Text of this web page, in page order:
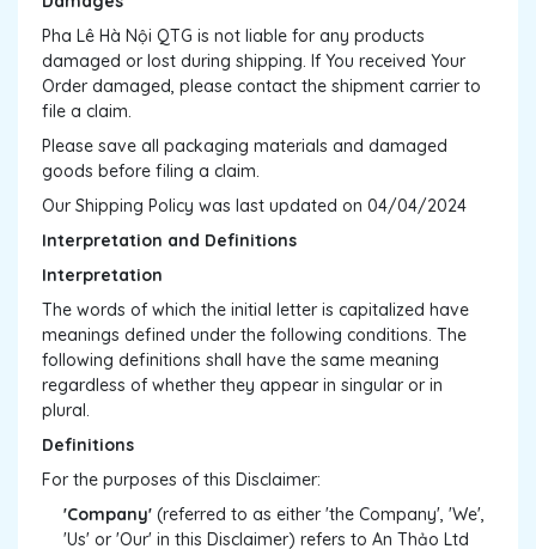
Pha Lê Hà Nội QTG is not liable for any products
damaged or lost during shipping. If You received Your
Order damaged, please contact the shipment carrier to
file a claim.
Please save all packaging materials and damaged
goods before filing a claim.
Our Shipping Policy was last updated on 04/04/2024
Interpretation and Definitions
Interpretation
The words of which the initial letter is capitalized have
meanings defined under the following conditions. The
following definitions shall have the same meaning
regardless of whether they appear in singular or in
plural.
Definitions
For the purposes of this Disclaimer:
'Company' (referred to as either 'the Company', 'We',
'Us' or 'Our' in this Disclaimer) refers to An Thảo Ltd